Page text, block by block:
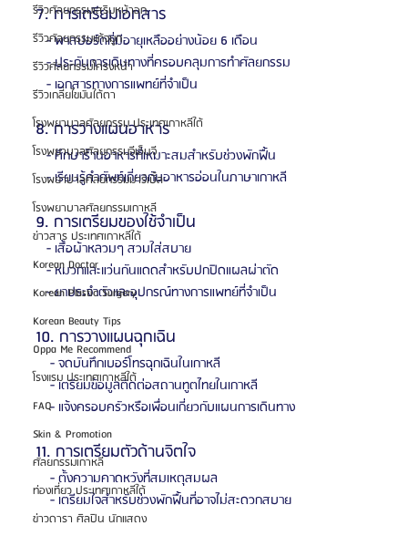
รีวิวศัลยกรรมเสริมหน้าอก
รีวิวศัลยกรรมแก้จมูก
รีวิวศัลยกรรมโครงหน้า
รีวิวเกลี่ยไขมันใต้ตา
โรงพยาบาลศัลยกรรม ประเทศเกาหลีใต้
โรงพยาบาลศัลยกรรมจีเอ็นจี
โรงพยาบาลศัลยกรรมมาร์เบิ้ล
โรงพยาบาลศัลยกรรมเกาหลี
ข่าวสาร ประเทศเกาหลีใต้
Korean Doctor
Korean Plastic Surgery
Korean Beauty Tips
Oppa Me Recommend
โรงแรม ประเทศเกาหลีใต้
FAQ
Skin & Promotion
ศัลยกรรมเกาหลี
ท่องเที่ยว ประเทศเกาหลีใต้
ข่าวดารา ศิลปิน นักแสดง
7. การเตรียมเอกสาร
   - พาสปอร์ตที่มีอายุเหลืออย่างน้อย 6 เดือน
   - ประกันการเดินทางที่ครอบคลุมการทำศัลยกรรม
   - เอกสารทางการแพทย์ที่จำเป็น
8. การวางแผนอาหาร
   - ศึกษาร้านอาหารที่เหมาะสมสำหรับช่วงพักฟื้น
   - เรียนรู้คำศัพท์เกี่ยวกับอาหารอ่อนในภาษาเกาหลี
9. การเตรียมของใช้จำเป็น
   - เสื้อผ้าหลวมๆ สวมใส่สบาย
   - หมวกและแว่นกันแดดสำหรับปกปิดแผลผ่าตัด
   - ยาประจำตัวและอุปกรณ์ทางการแพทย์ที่จำเป็น
10. การวางแผนฉุกเฉิน
    - จดบันทึกเบอร์โทรฉุกเฉินในเกาหลี
    - เตรียมข้อมูลติดต่อสถานทูตไทยในเกาหลี
    - แจ้งครอบครัวหรือเพื่อนเกี่ยวกับแผนการเดินทาง
11. การเตรียมตัวด้านจิตใจ
    - ตั้งความคาดหวังที่สมเหตุสมผล
    - เตรียมใจสำหรับช่วงพักฟื้นที่อาจไม่สะดวกสบาย